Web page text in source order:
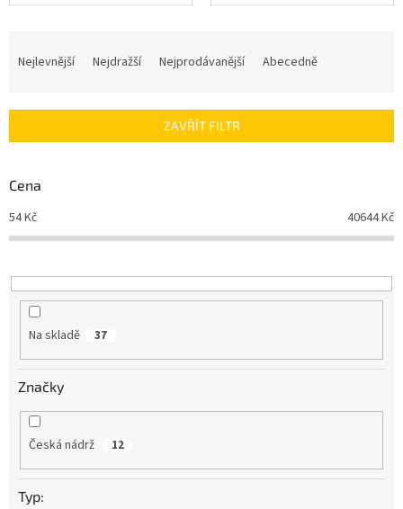
í
r
o
d
u
t
ů
Nejlevnější Nejdražší Nejprodávanější Abecedně
ZAVŘÍT FILTR
Cena
54Kč 40644Kč
Na skladě 37
Značky
Česká nádrž 12
Typ: